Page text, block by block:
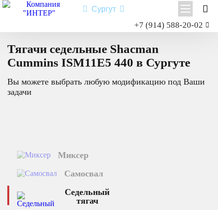
Сургут
+7 (914) 588-20-02
Shacman X6000
Самосвал
Седельный тягач
Shacman X6000
Типы:
Назначение: для перевозки сыпучих грузов; для перевозки
посредством полуприцепной техники грузов и оборудования;
для установки на грузовую платформу различного
оборудования для коммунального и сельского хозяйства.
Cummins ISM11E5 440
Тягачи седельные Shacman
Cummins ISM11E5 440 в Сургуте
Вы можете выбрать любую модификацию под Ваши
задачи
Миксер
Самосвал
Седельный
тягач